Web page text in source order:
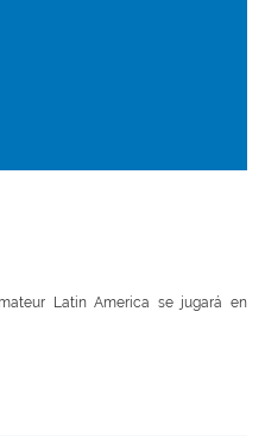
Latin America se jugará en